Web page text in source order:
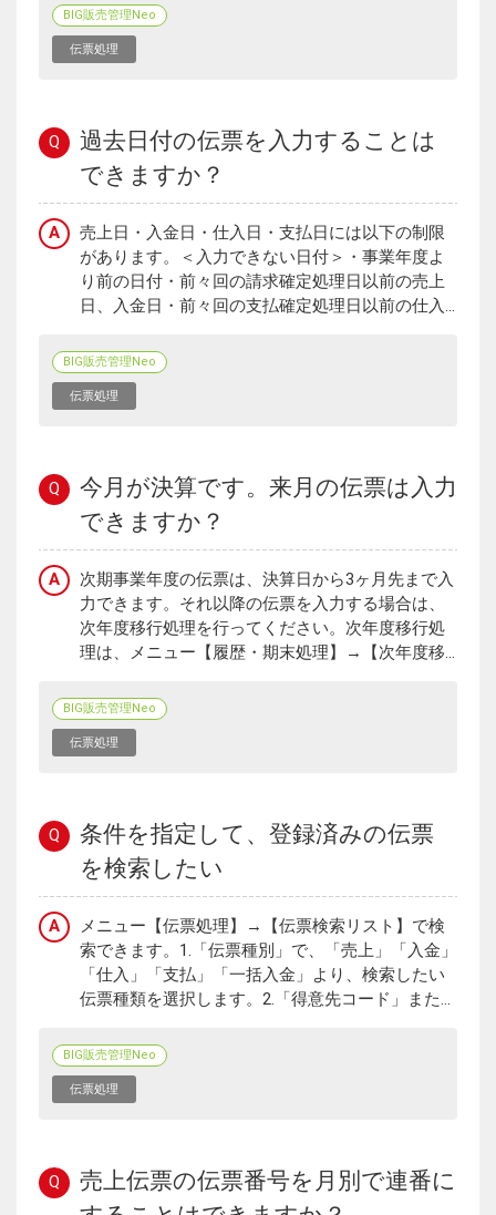
BIG販売管理Neo
伝票処理
Q
過去日付の伝票を入力することは
できますか？
A
売上日・入金日・仕入日・支払日には以下の制限
があります。＜入力できない日付＞・事業年度よ
り前の日付・前々回の請求確定処理日以前の売上
日、入金日・前々回の支払確定処理日以前の仕入...
BIG販売管理Neo
伝票処理
Q
今月が決算です。来月の伝票は入力
できますか？
A
次期事業年度の伝票は、決算日から3ヶ月先まで入
力できます。それ以降の伝票を入力する場合は、
次年度移行処理を行ってください。次年度移行処
理は、メニュー【履歴・期末処理】→【次年度移...
BIG販売管理Neo
伝票処理
Q
条件を指定して、登録済みの伝票
を検索したい
A
メニュー【伝票処理】→【伝票検索リスト】で検
索できます。1.「伝票種別」で、「売上」「入金」
「仕入」「支払」「一括入金」より、検索したい
伝票種類を選択します。2.「得意先コード」また...
BIG販売管理Neo
伝票処理
Q
売上伝票の伝票番号を月別で連番に